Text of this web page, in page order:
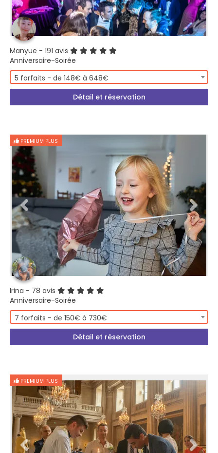
Manyue - 191 avis
Anniversaire-Soirée
5 forfaits - de 148€ à 648€
Détail et réservation
PREMIUM PLUS
Irina - 78 avis
Anniversaire-Soirée
7 forfaits - de 150€ à 730€
Détail et réservation
PREMIUM PLUS